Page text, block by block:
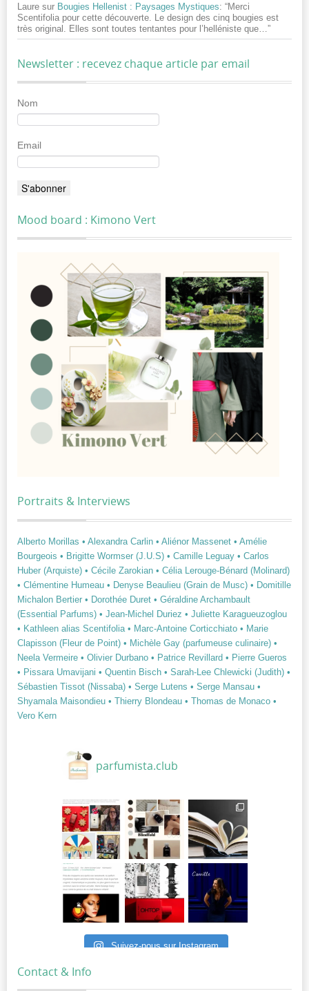
Laure sur Bougies Hellenist : Paysages Mystiques: “Merci
Scentifolia pour cette découverte. Le design des cinq bougies est
très original. Elles sont toutes tentantes pour l’helléniste que… ”
Newsletter : recevez chaque article par email
Nom
Email
Mood board : Kimono Vert
Portraits & Interviews
Alberto Morillas • Alexandra Carlin • Aliénor Massenet • Amélie
Bourgeois • Brigitte Wormser (J.U.S) • Camille Leguay • Carlos
Huber (Arquiste) • Cécile Zarokian • Célia Lerouge-Bénard (Molinard)
• Clémentine Humeau • Denyse Beaulieu (Grain de Musc) • Domitille
Michalon Bertier • Dorothée Duret • Géraldine Archambault
(Essential Parfums) • Jean-Michel Duriez • Juliette Karagueuzoglou
• Kathleen alias Scentifolia • Marc-Antoine Corticchiato • Marie
Clapisson (Fleur de Point) • Michèle Gay (parfumeuse culinaire) •
Neela Vermeire • Olivier Durbano • Patrice Revillard • Pierre Gueros
• Pissara Umavijani • Quentin Bisch • Sarah-Lee Chlewicki (Judith) •
Sébastien Tissot (Nissaba) • Serge Lutens • Serge Mansau •
Shyamala Maisondieu • Thierry Blondeau • Thomas de Monaco •
Vero Kern
parfumista.club
Suivez-nous sur Instagram
Contact & Info